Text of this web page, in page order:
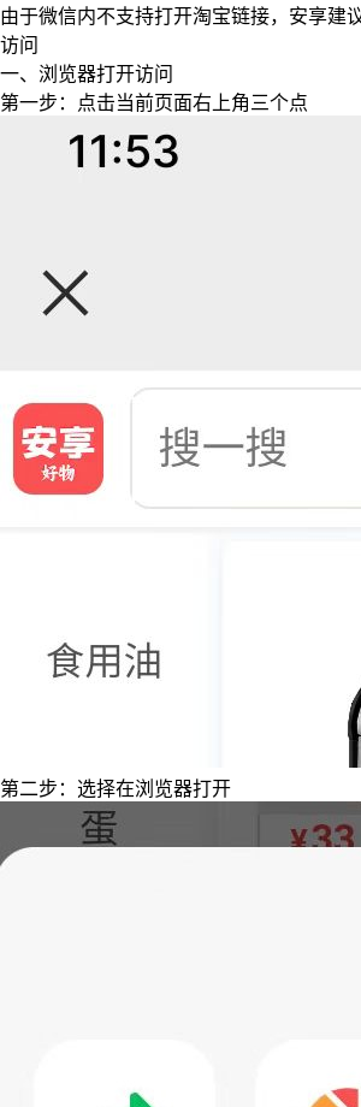
由于微信内不支持打开淘宝链接，安享建
访问
一、浏览器打开访问
第一步：点击当前页面右上角三个点
第二步：选择在浏览器打开